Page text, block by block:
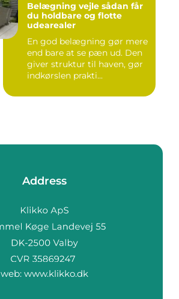
Belægning vejle sådan får
du holdbare og flotte
udearealer
En god belægning gør mere
end bare at se pæn ud. Den
giver struktur til haven, gør
indkørslen prakti...
Address
web: www.klikko.dk